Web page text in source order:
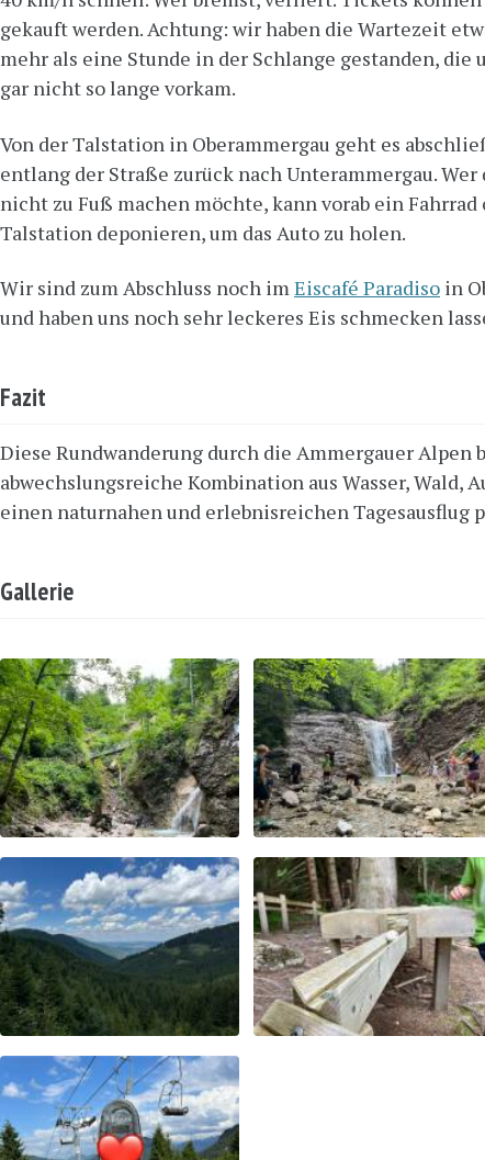
gekauft werden. Achtung: wir haben die Wartezeit
mehr als eine Stunde in der Schlange gestanden,
gar nicht so lange vorkam.
Von der Talstation in Oberammergau geht es
entlang der Straße zurück nach Unterammergau.
nicht zu Fuß machen möchte, kann vorab ein
Talstation deponieren, um das Auto zu holen.
Wir sind zum Abschluss noch imEiscafé Paradiso in
und haben uns noch sehr leckeres Eis schmecken
Fazit
Diese Rundwanderung durch die Ammergauer Alpen
abwechslungsreiche Kombination aus Wasser, Wald,
einen naturnahen und erlebnisreichen Tagesausflug
Gallerie